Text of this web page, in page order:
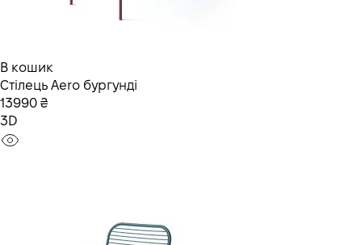
В кошик
Стілець Aero бургунді
13990 ₴
3D